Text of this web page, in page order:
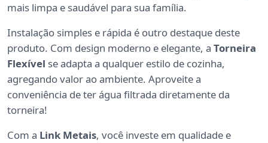
mais limpa e saudável para sua família.
Instalação simples e rápida é outro destaque deste
produto. Com design moderno e elegante, a Torneira
Flexível se adapta a qualquer estilo de cozinha,
agregando valor ao ambiente. Aproveite a
conveniência de ter água filtrada diretamente da
torneira!
Com a Link Metais, você investe em qualidade e